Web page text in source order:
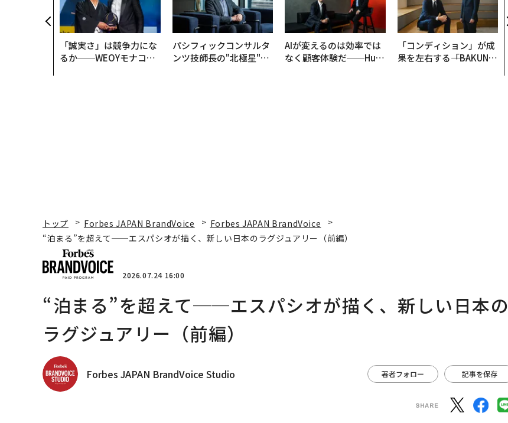
「誠実さ」は競争力にな
るか──WEOYモナコで
パシフィックコンサルタ
ンツ技師長の"北極星"。
AIが変えるのは効率では
なく顧客体験だ──Hub
「コンディション」が成
果を左右する――「BAKUN
トップ Forbes JAPAN BrandVoice
Forbes JAPAN BrandVoice
“泊まる”を超えて──エスパシオが描く、新しい日本のラグジュアリー（前編）
2026.07.24 16:00
“泊まる”を超えて──エスパシオが描く、新しい日本の
ラグジュアリー（前編）
Forbes JAPAN BrandVoice Studio 著者フォロー 記事を保存